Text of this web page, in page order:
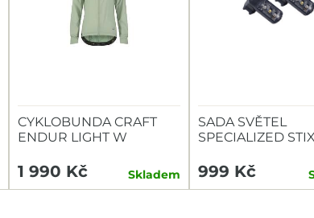
CYKLOBUNDA CRAFT
ENDUR LIGHT W
1 990 Kč Skladem
SADA SVĚTEL
SPECIALIZED STIX
999 Kč